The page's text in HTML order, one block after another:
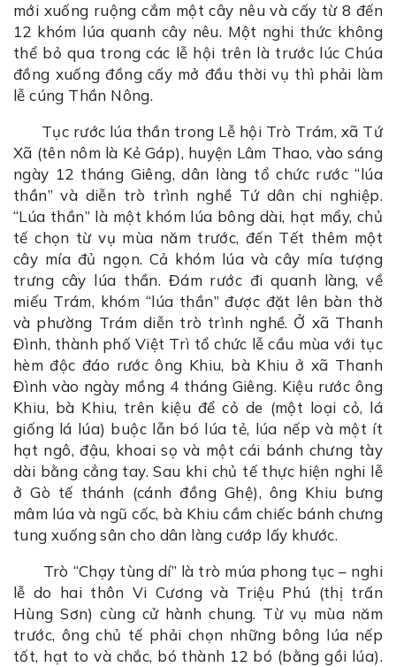
mới xuống ruộng cắm một cây nêu và cấy từ 8 đến
12 khóm lúa quanh cây nêu. Một nghi thức không
thể bỏ qua trong các lễ hội trên là trước lúc Chúa
đồng xuống đồng cấy mở đầu thời vụ thì phải làm
lễ cúng Thần Nông.
Tục rước lúa thần trong Lễ hội Trò Trám, xã Tứ
Xã (tên nôm là Kẻ Gáp), huyện Lâm Thao, vào sáng
ngày 12 tháng Giêng, dân làng tổ chức rước “lúa
thần” và diễn trò trình nghề Tứ dân chi nghiệp.
“Lúa thần” là một khóm lúa bông dài, hạt mẩy, chủ
tế chọn từ vụ mùa năm trước, đến Tết thêm một
cây mía đủ ngọn. Cả khóm lúa và cây mía tượng
trưng cây lúa thần. Đám rước đi quanh làng, về
miếu Trám, khóm “lúa thần” được đặt lên bàn thờ
và phường Trám diễn trò trình nghề. Ở xã Thanh
Đình, thành phố Việt Trì tổ chức lễ cầu mùa với tục
hèm độc đáo rước ông Khiu, bà Khiu ở xã Thanh
Đình vào ngày mồng 4 tháng Giêng. Kiệu rước ông
Khiu, bà Khiu, trên kiệu để cỏ de (một loại cỏ, lá
giống lá lúa) buộc lẫn bó lúa tẻ, lúa nếp và một ít
hạt ngô, đậu, khoai sọ và một cái bánh chưng tày
dài bằng cẳng tay. Sau khi chủ tế thực hiện nghi lễ
ở Gò tế thánh (cánh đồng Ghệ), ông Khiu bưng
mâm lúa và ngũ cốc, bà Khiu cầm chiếc bánh chưng
tung xuống sân cho dân làng cướp lấy khước.
Trò “Chạy tùng dí” là trò múa phong tục – nghi
lễ do hai thôn Vi Cương và Triệu Phú (thị trấn
Hùng Sơn) cùng cử hành chung. Từ vụ mùa năm
trước, ông chủ tế phải chọn những bông lúa nếp
tốt, hạt to và chắc, bó thành 12 bó (bằng gồi lúa).